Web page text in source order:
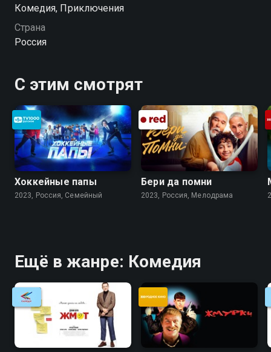
Комедия, Приключения
Страна
Россия
С этим смотрят
Хоккейные папы
2023, Россия, Cемейный
Бери да помни
2023, Россия, Мелодрама
Ещё в жанре: Комедия